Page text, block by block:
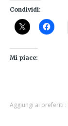
Condividi:
Mi piace:
Aggiungi ai preferiti :